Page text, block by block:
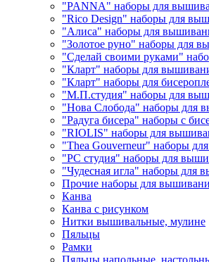
"PANNA" наборы для
"Rico Design" наборы для
"Алиса" наборы для
"Золотое руно" наборы для
"Сделай своими руками"
"Кларт" наборы для
"Кларт" наборы для
"М.П.студия" наборы для
"Нова Слобода" наборы для
"Радуга бисера" наборы с
"RIOLIS" наборы для
"Thea Gouverneur" наборы
"РС студия" наборы для
"Чудесная игла" наборы для
Прочие наборы для
Канва
Канва с рисунком
Нитки вышивальные, мулине
Пяльцы
Рамки
Пяльцы напольные,